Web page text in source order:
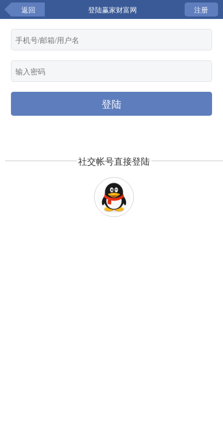
返回 登陆赢家财富网 注册
社交帐号直接登陆